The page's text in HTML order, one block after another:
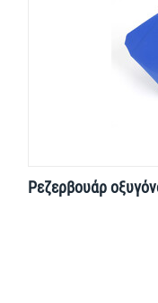
Ρεζερβουάρ